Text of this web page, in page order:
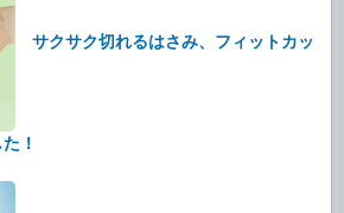
サクサク切れるはさみ、フィットカッ
！